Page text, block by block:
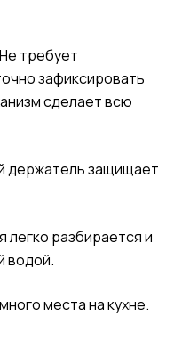
требует
зафиксировать
сделает всю
держатель защищает
легко разбирается и
водой.
места на кухне.